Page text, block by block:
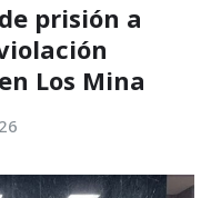
prisión a
Los Mina